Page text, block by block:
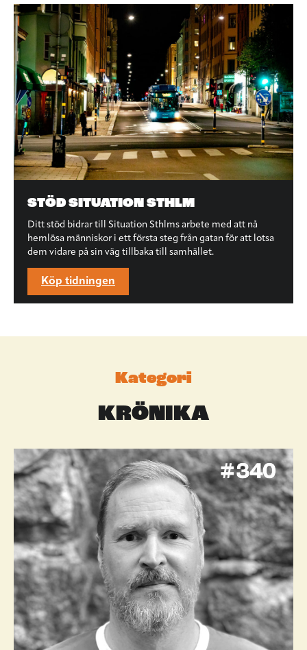
STÖD SITUATION STHLM
Ditt stöd bidrar till Situation Sthlms arbete med att nå
hemlösa människor i ett första steg från gatan för att lotsa
dem vidare på sin väg tillbaka till samhället.
Köp tidningen
KRÖNIKA
Kategori